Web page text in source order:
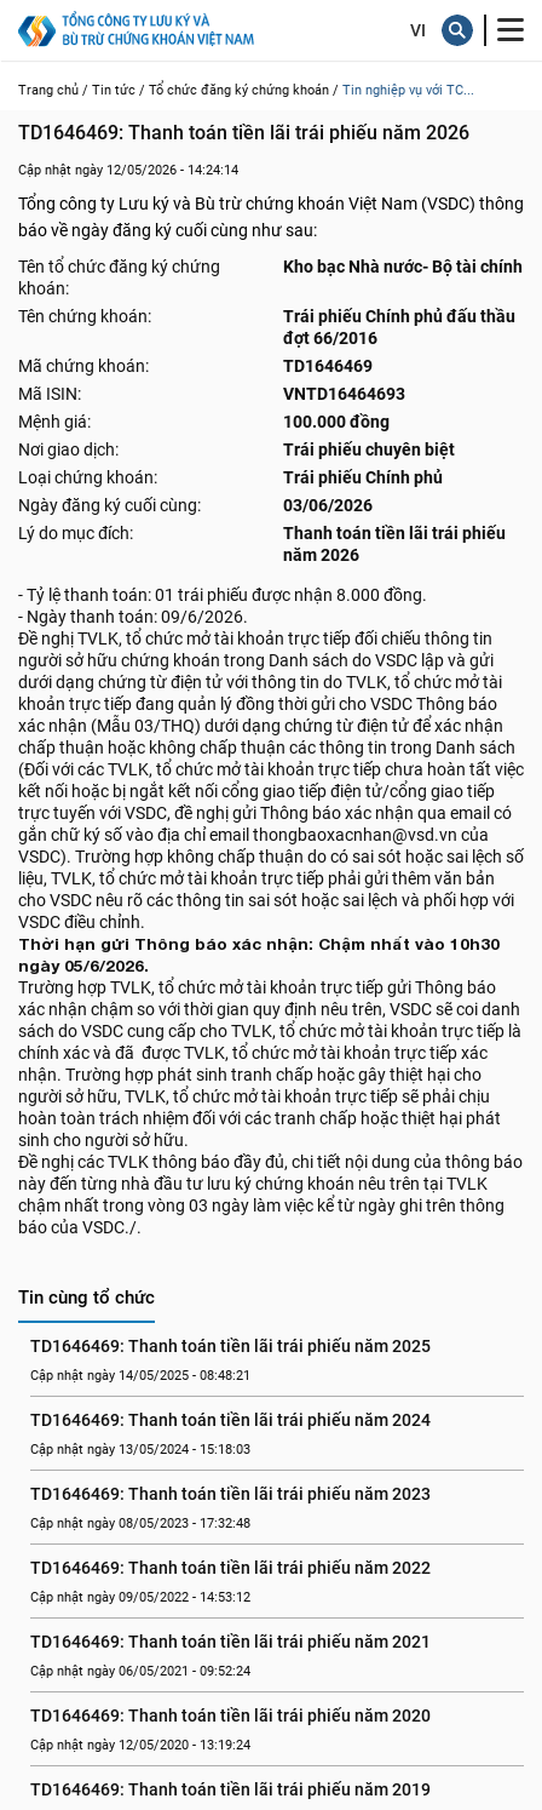
Trang chủ / Tin tức / Tổ chức đăng ký chứng khoán / Tin nghiệp vụ với TC...
TD1646469: Thanh toán tiền lãi trái phiếu năm 2026
Cập nhật ngày 12/05/2026 - 14:24:14
Tổng công ty Lưu ký và Bù trừ chứng khoán Việt Nam (VSDC) thông
báo về ngày đăng ký cuối cùng như sau:
Tên tổ chức đăng ký chứng
khoán:
Kho bạc Nhà nước- Bộ tài chính
Tên chứng khoán:
Trái phiếu Chính phủ đấu thầu
đợt 66/2016
Mã chứng khoán:
TD1646469
Mã ISIN:
VNTD16464693
Mệnh giá:
100.000 đồng
Nơi giao dịch:
Trái phiếu chuyên biệt
Loại chứng khoán:
Trái phiếu Chính phủ
Ngày đăng ký cuối cùng:
03/06/2026
Lý do mục đích:
Thanh toán tiền lãi trái phiếu
năm 2026
- Tỷ lệ thanh toán: 01 trái phiếu được nhận 8.000 đồng.
- Ngày thanh toán: 09/6/2026.
Đề nghị TVLK, tổ chức mở tài khoản trực tiếp đối chiếu thông tin
người sở hữu chứng khoán trong Danh sách do VSDC lập và gửi
dưới dạng chứng từ điện tử với thông tin do TVLK, tổ chức mở tài
khoản trực tiếp đang quản lý đồng thời gửi cho VSDC Thông báo
xác nhận (Mẫu 03/THQ) dưới dạng chứng từ điện tử để xác nhận
chấp thuận hoặc không chấp thuận các thông tin trong Danh sách
(Đối với các TVLK, tổ chức mở tài khoản trực tiếp chưa hoàn tất việc
kết nối hoặc bị ngắt kết nối cổng giao tiếp điện tử/cổng giao tiếp
trực tuyến với VSDC, đề nghị gửi Thông báo xác nhận qua email có
gắn chữ ký số vào địa chỉ email thongbaoxacnhan@vsd.vn của
VSDC). Trường hợp không chấp thuận do có sai sót hoặc sai lệch số
liệu, TVLK, tổ chức mở tài khoản trực tiếp phải gửi thêm văn bản
cho VSDC nêu rõ các thông tin sai sót hoặc sai lệch và phối hợp với
VSDC điều chỉnh.
Thời hạn gửi Thông báo xác nhận: Chậm nhất vào 10h30
ngày 05/6/2026.
Trường hợp TVLK, tổ chức mở tài khoản trực tiếp gửi Thông báo
xác nhận chậm so với thời gian quy định nêu trên, VSDC sẽ coi danh
sách do VSDC cung cấp cho TVLK, tổ chức mở tài khoản trực tiếp là
chính xác và đã được TVLK, tổ chức mở tài khoản trực tiếp xác
nhận. Trường hợp phát sinh tranh chấp hoặc gây thiệt hại cho
người sở hữu, TVLK, tổ chức mở tài khoản trực tiếp sẽ phải chịu
hoàn toàn trách nhiệm đối với các tranh chấp hoặc thiệt hại phát
sinh cho người sở hữu.
Đề nghị các TVLK thông báo đầy đủ, chi tiết nội dung của thông báo
này đến từng nhà đầu tư lưu ký chứng khoán nêu trên tại TVLK
chậm nhất trong vòng 03 ngày làm việc kể từ ngày ghi trên thông
báo của VSDC./.
Tin cùng tổ chức
TD1646469: Thanh toán tiền lãi trái phiếu năm 2025
Cập nhật ngày 14/05/2025 - 08:48:21
TD1646469: Thanh toán tiền lãi trái phiếu năm 2024
Cập nhật ngày 13/05/2024 - 15:18:03
TD1646469: Thanh toán tiền lãi trái phiếu năm 2023
Cập nhật ngày 08/05/2023 - 17:32:48
TD1646469: Thanh toán tiền lãi trái phiếu năm 2022
Cập nhật ngày 09/05/2022 - 14:53:12
TD1646469: Thanh toán tiền lãi trái phiếu năm 2021
Cập nhật ngày 06/05/2021 - 09:52:24
TD1646469: Thanh toán tiền lãi trái phiếu năm 2020
Cập nhật ngày 12/05/2020 - 13:19:24
TD1646469: Thanh toán tiền lãi trái phiếu năm 2019